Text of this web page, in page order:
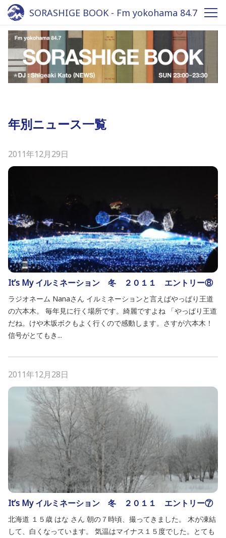
SORASHIGE BOOK - Fm yokohama 84.7
年別ニュース一覧
2011年12月29日
It’s My イルミネーション 冬 ２０１１ エントリー⑧
ラジオネーム Nanaさん イルミネーションと言えばやっぱり王道
の六本木。 毎年見に行く場所です。綺麗ですよね 「やっぱり王道
だね。けや木坂ボクもよく行くので感動します。さすが六本木！
信号がとてもき...
2011年12月28日
It’s My イルミネーション 冬 ２０１１ エントリー⑦
北海道 １５歳 はな さん 朝の７時頃、撮ってきました。 木が凍結
して、白くなっています。 気温はマイナス１５度でした。とても